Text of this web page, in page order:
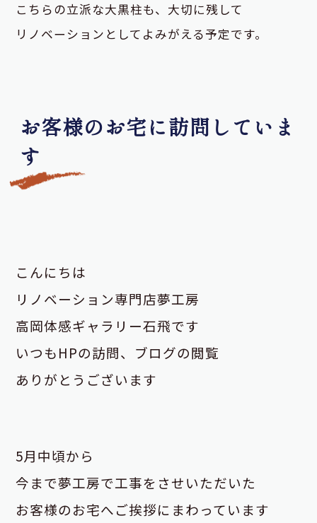
こちらの立派な大黒柱も、大切に残して
リノベーションとしてよみがえる予定です。
お客様のお宅に訪問していま
す
こんにちは
リノベーション専門店夢工房
高岡体感ギャラリー石飛です
いつもHPの訪問、ブログの閲覧
ありがとうございます
5月中頃から
今まで夢工房で工事をさせいただいた
お客様のお宅へご挨拶にまわっています